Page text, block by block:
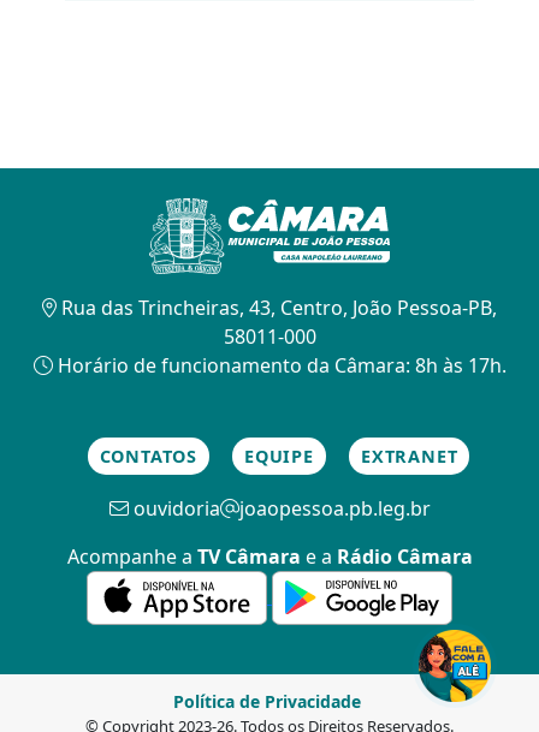
Rua das Trincheiras, 43, Centro, João Pessoa-PB,
58011-000
Horário de funcionamento da Câmara: 8h às 17h.
CONTATOS EQUIPE EXTRANET
ouvidoria
joaopessoa.pb.leg.br
Acompanhe a TV Câmara e a Rádio Câmara
© Copyright 2023-26. Todos os Direitos Reservados.
Política de Privacidade